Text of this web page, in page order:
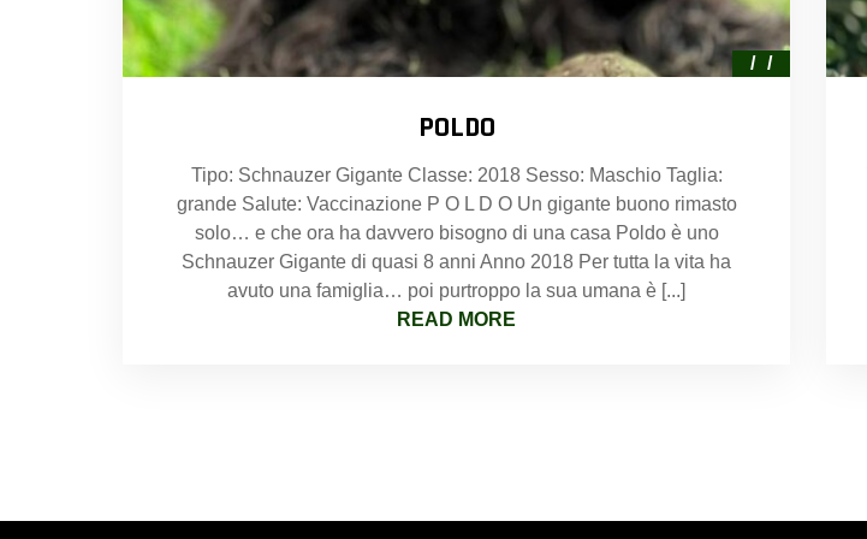
POLDO
Tipo: Schnauzer Gigante Classe: 2018 Sesso: Maschio Taglia:
grande Salute: Vaccinazione P O L D O Un gigante buono rimasto
solo… e che ora ha davvero bisogno di una casa Poldo è uno
Schnauzer Gigante di quasi 8 anni Anno 2018 Per tutta la vita ha
avuto una famiglia… poi purtroppo la sua umana è [...]
READ MORE